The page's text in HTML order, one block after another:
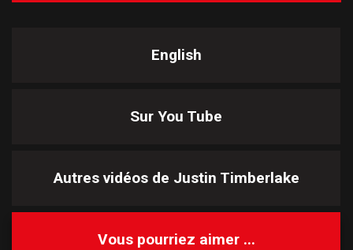
English
Sur You Tube
Autres vidéos de Justin Timberlake
Vous pourriez aimer ...